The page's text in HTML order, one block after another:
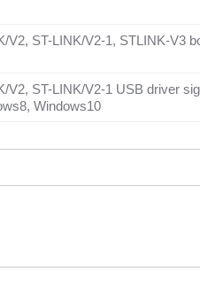
V2, ST-LINK/V2-1, STLINK-V3
V2, ST-LINK/V2-1 USB driver
Windows10